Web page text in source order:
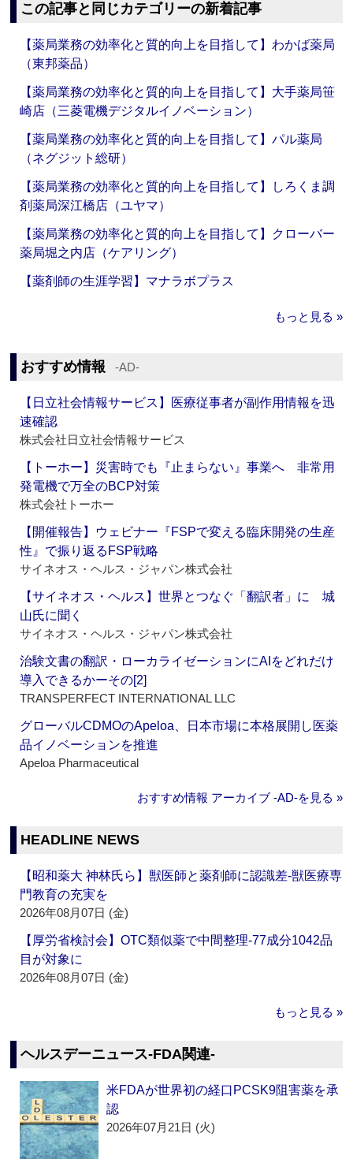
この記事と同じカテゴリーの新着記事
【薬局業務の効率化と質的向上を目指して】わかば薬局
（東邦薬品）
【薬局業務の効率化と質的向上を目指して】大手薬局笹
崎店（三菱電機デジタルイノベーション）
【薬局業務の効率化と質的向上を目指して】パル薬局
（ネグジット総研）
【薬局業務の効率化と質的向上を目指して】しろくま調
剤薬局深江橋店（ユヤマ）
【薬局業務の効率化と質的向上を目指して】クローバー
薬局堀之内店（ケアリング）
【薬剤師の生涯学習】マナラボプラス
もっと見る »
おすすめ情報 ‐AD‐
【日立社会情報サービス】医療従事者が副作用情報を迅
速確認
株式会社日立社会情報サービス
【トーホー】災害時でも『止まらない』事業へ 非常用
発電機で万全のBCP対策
株式会社トーホー
【開催報告】ウェビナー『FSPで変える臨床開発の生産
性』で振り返るFSP戦略
サイネオス・ヘルス・ジャパン株式会社
【サイネオス・ヘルス】世界とつなぐ「翻訳者」に 城
山氏に聞く
サイネオス・ヘルス・ジャパン株式会社
治験文書の翻訳・ローカライゼーションにAIをどれだけ
導入できるかーその[2]
TRANSPERFECT INTERNATIONAL LLC
グローバルCDMOのApeloa、日本市場に本格展開し医薬
品イノベーションを推進
Apeloa Pharmaceutical
おすすめ情報 アーカイブ ‐AD‐を見る »
HEADLINE NEWS
【昭和薬大 神林氏ら】獣医師と薬剤師に認識差‐獣医療専
門教育の充実を
2026年08月07日 (金)
【厚労省検討会】OTC類似薬で中間整理‐77成分1042品
目が対象に
2026年08月07日 (金)
もっと見る »
ヘルスデーニュース‐FDA関連‐
米FDAが世界初の経口PCSK9阻害薬を承
認
2026年07月21日 (火)